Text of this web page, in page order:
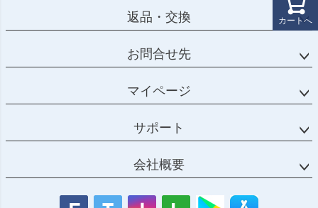
カートへ
返品・交換
お問合せ先
マイページ
サポート
会社概要